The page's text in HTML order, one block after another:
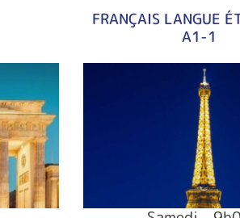
FRANÇAIS LANGUE
A1-1